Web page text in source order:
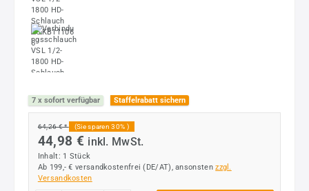
7 x sofort verfügbar Staffelrabatt sichern
64,26 € * (Sie sparen 30% )
44,98 € inkl. MwSt.
Inhalt: 1 Stück
Ab 199,- € versandkostenfrei (DE/AT), ansonstenzzgl.
Versandkosten